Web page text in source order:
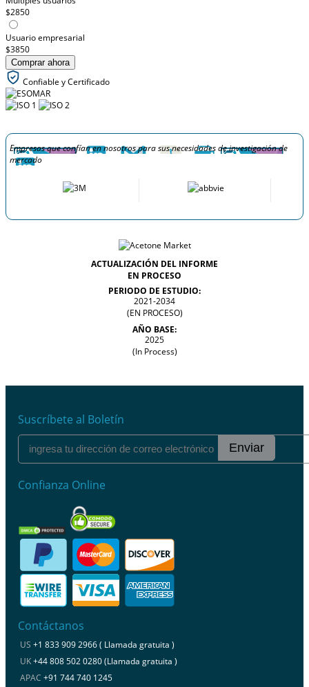
$2850
Usuario empresarial
$3850
Comprar ahora
Confiable y Certificado
Empresas que confían en nosotros para sus necesidades de investigación de
mercado
ACTUALIZACIÓN DEL INFORME
EN PROCESO
PERIODO DE ESTUDIO:
2021-2034
(EN PROCESO)
AÑO BASE:
2025
(In Process)
Suscríbete al Boletín
Enviar
Confianza Online
Contáctanos
US +1 833 909 2966 ( Llamada gratuita )
UK+44 808 502 0280 (Llamada gratuita )
APAC +91 744 740 1245